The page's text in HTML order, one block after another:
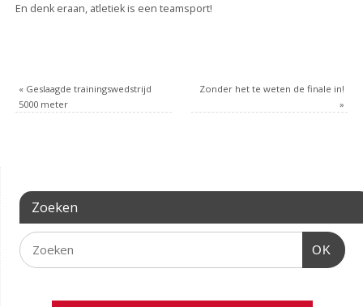
En denk eraan, atletiek is een teamsport!
«Geslaagde trainingswedstrijd
5000 meter
Zonder het te weten de finale in!
»
Zoeken
OK